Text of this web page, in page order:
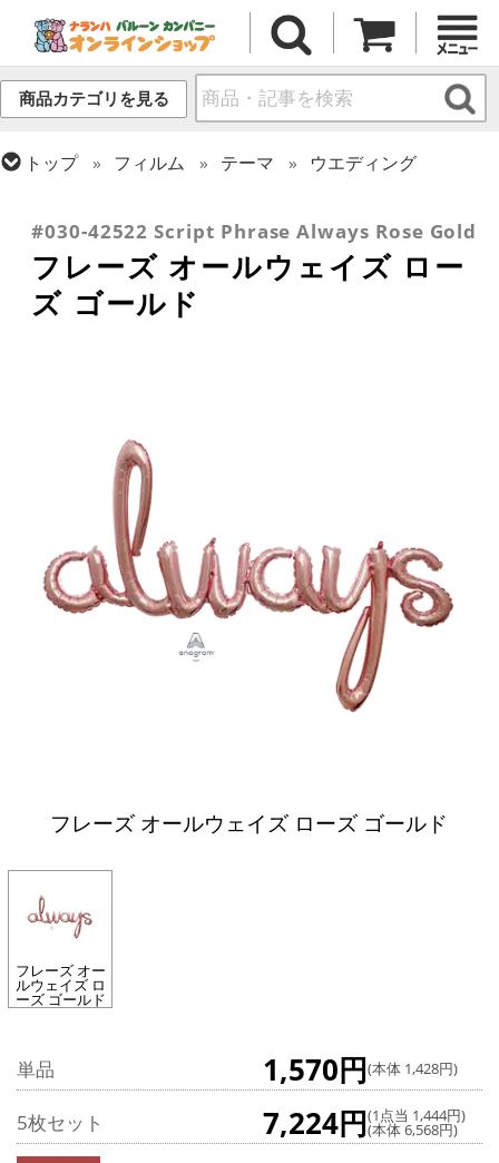
商品カテゴリを見る
トップ フィルム テーマ
ウエディング
#030-42522 Script Phrase Always Rose Gold
フレーズ オールウェイズ ロー
ズ ゴールド
フレーズ オールウェイズ ローズ ゴールド
フレーズ オー
ルウェイズ ロ
ーズ ゴールド
単品 1,570円(本体 1,428円)
5枚セット 7,224円(1点当 1,444円)
(本体 6,568円)